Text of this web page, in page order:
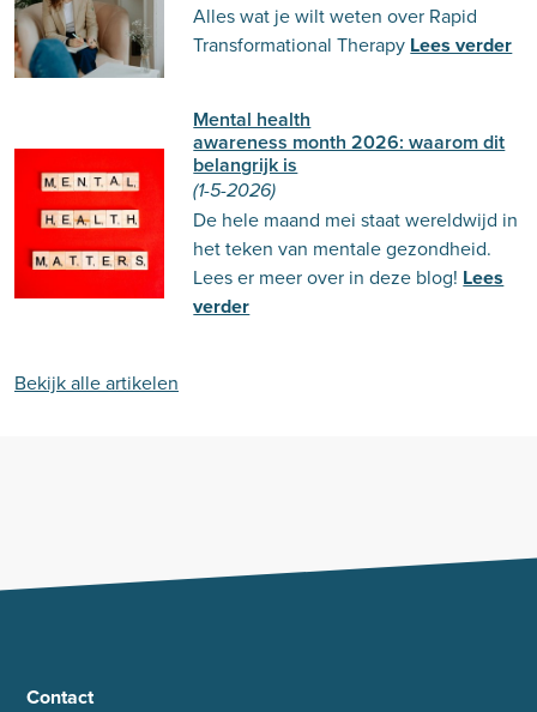
Alles wat je wilt weten over Rapid
Transformational Therapy Lees verder
Mental health
awareness month 2026: waarom dit
belangrijk is
(1-5-2026)
De hele maand mei staat wereldwijd in
het teken van mentale gezondheid.
Lees er meer over in deze blog! Lees
verder
Bekijk alle artikelen
Contact